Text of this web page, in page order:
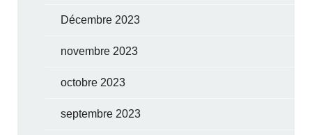
Décembre 2023
novembre 2023
octobre 2023
septembre 2023